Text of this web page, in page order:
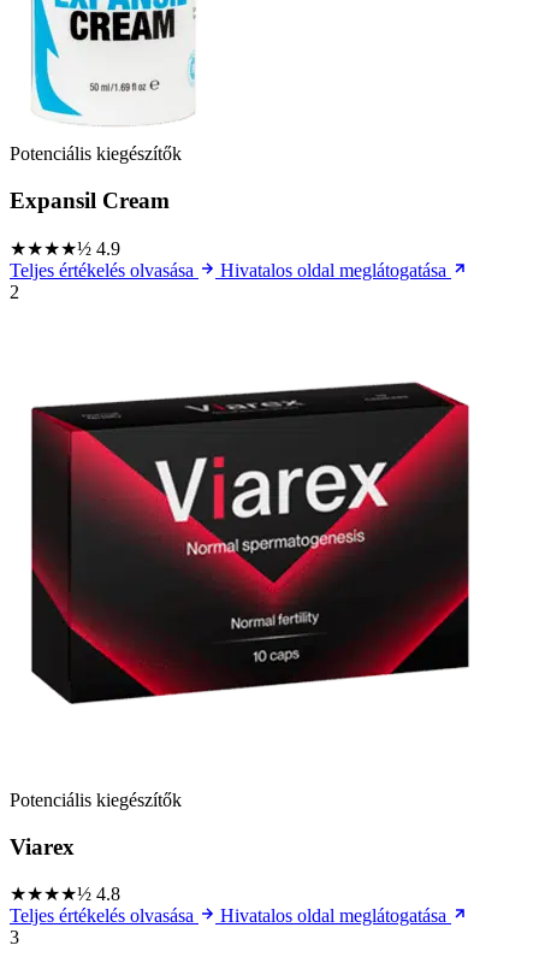
Potenciális kiegészítők
Expansil Cream
★★★★½ 4.9
Teljes értékelés olvasása
Hivatalos oldal meglátogatása
2
Potenciális kiegészítők
Viarex
★★★★½ 4.8
Teljes értékelés olvasása
Hivatalos oldal meglátogatása
3